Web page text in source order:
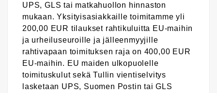
UPS, GLS tai matkahuollon hinnaston
mukaan. Yksityisasiakkaille toimitamme yli
200,00 EUR tilaukset rahtikuluitta EU-maihin
ja urheiluseuroille ja jälleenmyyjille
rahtivapaan toimituksen raja on 400,00 EUR
EU-maihin. EU maiden ulkopuolelle
toimituskulut sekä Tullin vientiselvitys
lasketaan UPS, Suomen Postin tai GLS